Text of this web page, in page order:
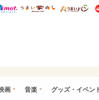
ぴあ総研 ディズニー特集
mimot. うまいめし
画 音楽 グッズ・イベン